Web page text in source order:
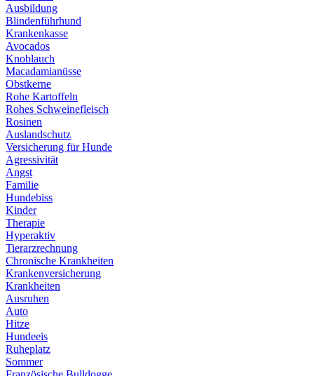
Ausbildung
Blindenführhund
Krankenkasse
Avocados
Knoblauch
Macadamianüsse
Obstkerne
Rohe Kartoffeln
Rohes Schweinefleisch
Rosinen
Auslandschutz
Versicherung für Hunde
Agressivität
Angst
Familie
Hundebiss
Kinder
Therapie
Hyperaktiv
Tierarzrechnung
Chronische Krankheiten
Krankenversicherung
Krankheiten
Ausruhen
Auto
Hitze
Hundeeis
Ruheplatz
Sommer